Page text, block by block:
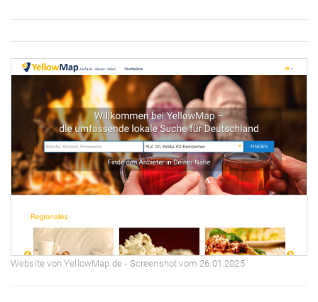
Website von YellowMap.de - Screenshot vom 26.01.2025